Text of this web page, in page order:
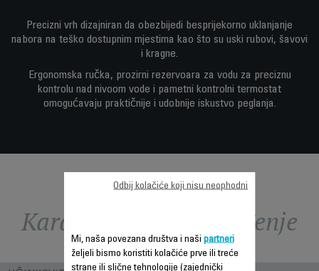
Precizni vrh dizajniran da obezbijedi besprijekorno uklanjanje
nabora na teško dostupnim mjestima kao što su uski rubovi, šavovi
i kragne.
Ergonomska ručka, prozirni rezervoara za vodu za preciznu
kontrolu nad nivoom vode i pametni kontrolni termostat
omogućavaju praktičnije i udobnije iskustvo peglanja.
Karakteristike - Poređenje
Mi, naša povezana društva i naši partneri
željeli bismo koristiti kolačiće prve ili treće
strane ili slične tehnologije (zajednički
Odbij kolačiće koji nisu neophodni